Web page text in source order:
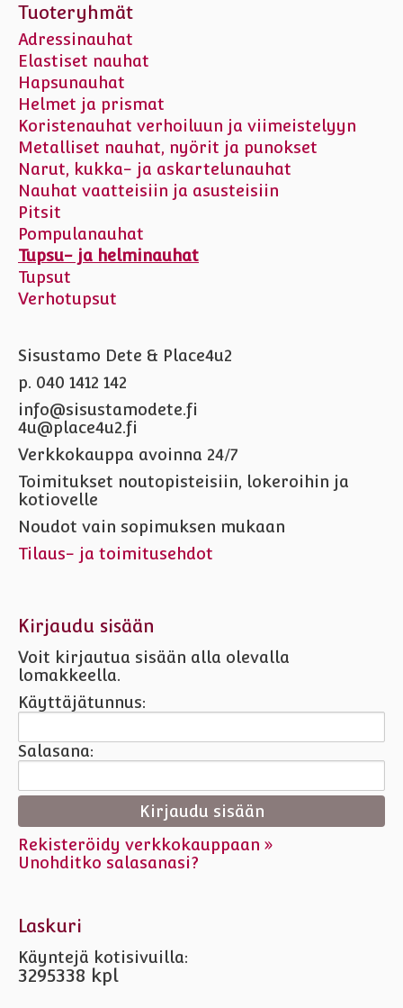
Tuoteryhmät
Adressinauhat
Elastiset nauhat
Hapsunauhat
Helmet ja prismat
Koristenauhat verhoiluun ja viimeistelyyn
Metalliset nauhat, nyörit ja punokset
Narut, kukka- ja askartelunauhat
Nauhat vaatteisiin ja asusteisiin
Pitsit
Pompulanauhat
Tupsu- ja helminauhat
Tupsut
Verhotupsut
Sisustamo Dete & Place4u2
p. 040 1412 142
info@sisustamodete.fi
4u@place4u2.fi
Verkkokauppa avoinna 24/7
Toimitukset noutopisteisiin, lokeroihin ja
kotiovelle
Noudot vain sopimuksen mukaan
Tilaus- ja toimitusehdot
Kirjaudu sisään
Voit kirjautua sisään alla olevalla
lomakkeella.
Käyttäjätunnus:
Salasana:
Rekisteröidy verkkokauppaan »
Unohditko salasanasi?
Laskuri
Käyntejä kotisivuilla:
3295338 kpl